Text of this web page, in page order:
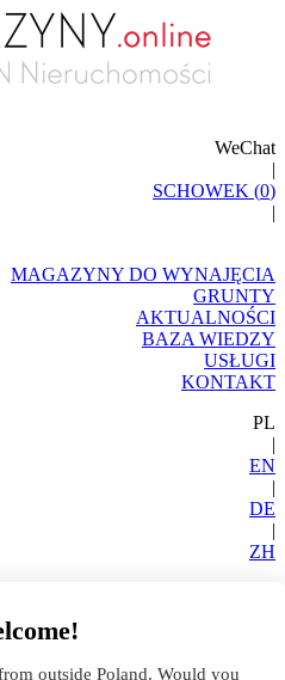
WeChat
|
SCHOWEK (0)
|
MAGAZYNY DO WYNAJĘCIA
GRUNTY
AKTUALNOŚCI
BAZA WIEDZY
USŁUGI
KONTAKT
PL
|
EN
|
DE
|
ZH
outside Poland. Would you